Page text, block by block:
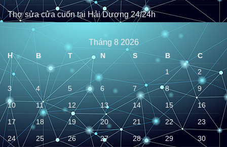
Thợ sửa cửa cuốn tại Hải Dương 24/24h
Tháng 8 2026
H B T N S B
C
1
2
3 4 5 6 7 8 9
10 11 12 13 14 15 16
17 18 19 20 21 22 23
24 25 26 27 28 29 30